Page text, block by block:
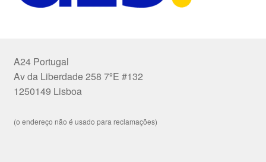
A24 Portugal
Av da Liberdade 258 7ºE #132
1250149 Lisboa
(o endereço não é usado para reclamações)